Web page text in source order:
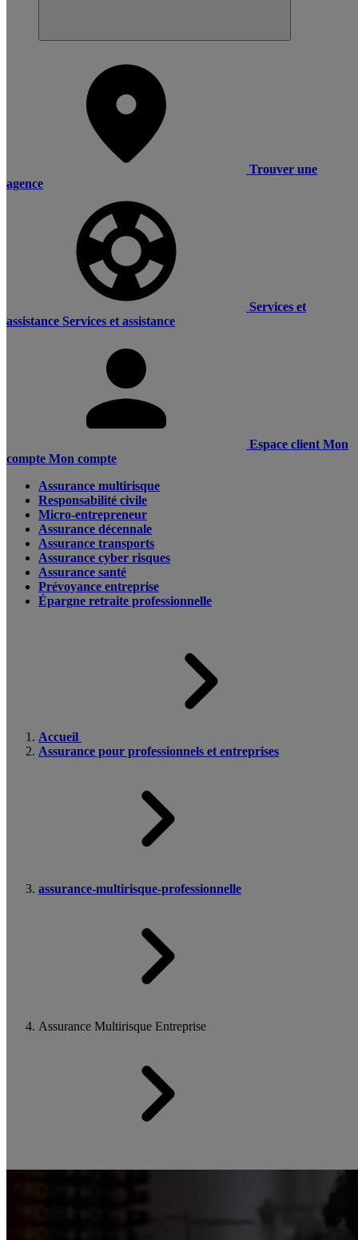
Trouver une
agence
Services et
assistance Services et assistance
Espace client Mon
compte Mon compte
Assurance multirisque
Responsabilité civile
Micro-entrepreneur
Assurance décennale
Assurance transports
Assurance cyber risques
Assurance santé
Prévoyance entreprise
Épargne retraite professionnelle
Accueil
Assurance pour professionnels et entreprises
assurance-multirisque-professionnelle
Assurance Multirisque Entreprise